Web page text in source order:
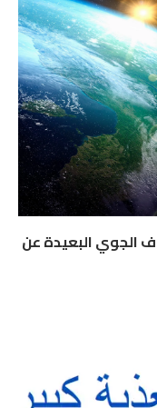
الجوي البعيدة عن